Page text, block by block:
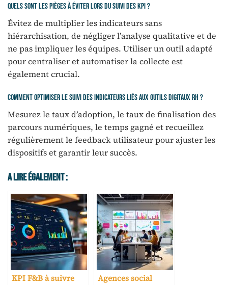
Quels sont les pièges à éviter lors du suivi des KPI ?
Évitez de multiplier les indicateurs sans
hiérarchisation, de négliger l’analyse qualitative et de
ne pas impliquer les équipes. Utiliser un outil adapté
pour centraliser et automatiser la collecte est
également crucial.
Comment optimiser le suivi des indicateurs liés aux outils digitaux RH ?
Mesurez le taux d’adoption, le taux de finalisation des
parcours numériques, le temps gagné et recueillez
régulièrement le feedback utilisateur pour ajuster les
dispositifs et garantir leur succès.
A Lire Également :
KPI F&B à suivre
Agences social